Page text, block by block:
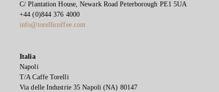
C/ Plantation House, Newark Road Peterborough PE1 5UA
+44 (0)844 376 4000
info@torellicoffee.com
Italia
Napoli
T/A Caffe Torelli
Via delle Industrie 35 Napoli (NA) 80147